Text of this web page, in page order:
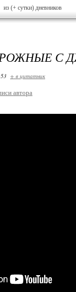
из (+ сутки) дневников
С
+ в цитатник
автора